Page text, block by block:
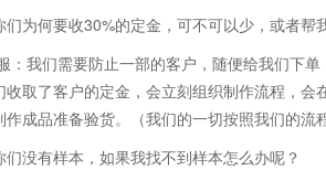
们为何要收30%的定金，可不可以少，或者
：我们需要防止一部的客户，随便给我们下
收取了客户的定金，会立刻组织制作流程，
作成品准备验货。（我们的一切按照我们的流
们没有样本，如果我找不到样本怎么办呢？